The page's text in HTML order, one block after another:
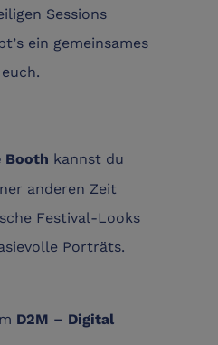
Sessions
ein gemeinsames
Booth kannst du
anderen Zeit
Festival-Looks
Porträts.
D2M – Digital